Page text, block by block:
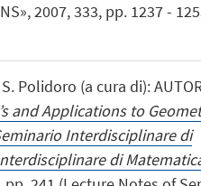
2007, 333, pp. 1237 -
Polidoro (a cura di):
and Applications to
Interdisciplinare di
di